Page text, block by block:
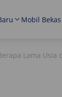
Mobil Bekas
Lama Usia